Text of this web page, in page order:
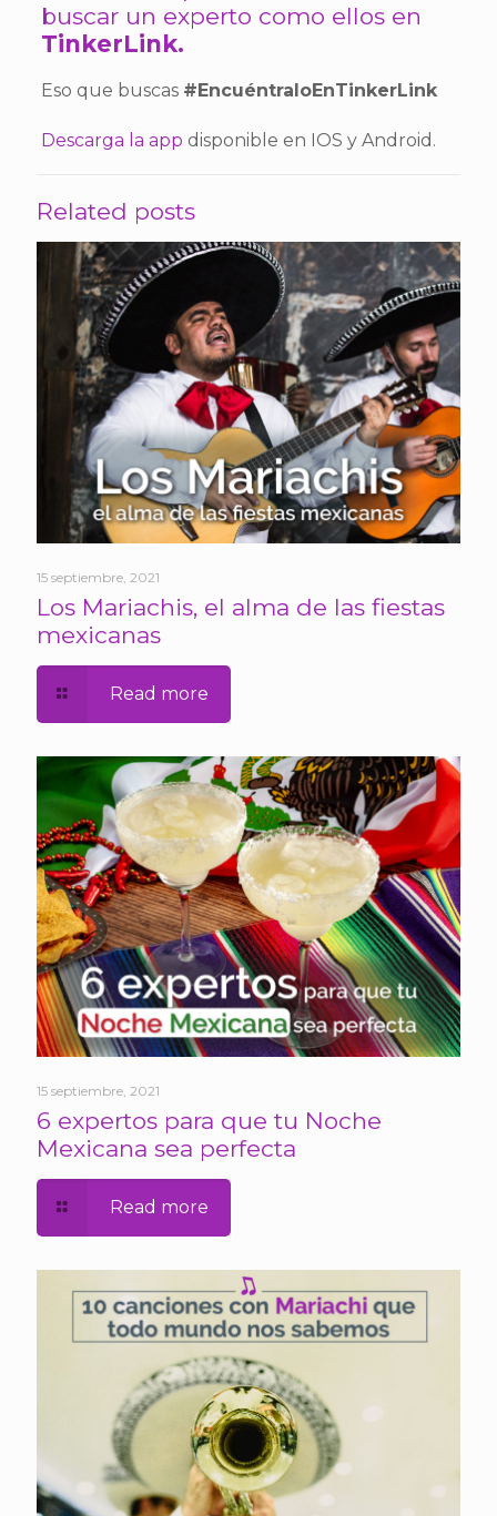
buscar un experto como ellos en
TinkerLink.
Eso que buscas #EncuéntraloEnTinkerLink
Descarga la app disponible en IOS y Android.
Related posts
15 septiembre, 2021
Los Mariachis, el alma de las fiestas
mexicanas
Read more
15 septiembre, 2021
6 expertos para que tu Noche
Mexicana sea perfecta
Read more